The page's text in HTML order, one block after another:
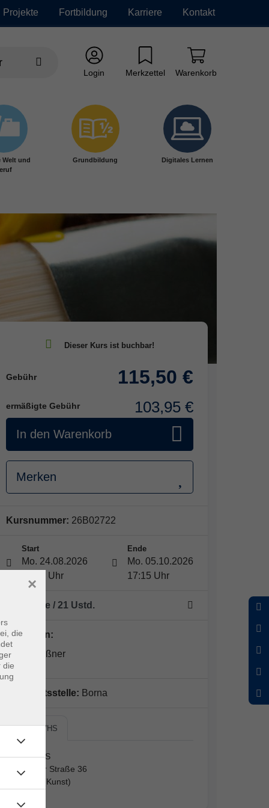
Projekte Fortbildung Karriere Kontakt
Login Merkzettel Warenkorb
Welt und
Grundbildung Digitales Lernen
Gebühr 115,50 €
ermäßigte Gebühr 103,95 €
In den Warenkorb
Merken
Kursnummer: 26B02722
Start
Mo. 24.08.2026
15:00 Uhr
Ende
Mo. 05.10.2026
17:15 Uhr
7 Termine / 21 Ustd.
Dozent*in:
Silke Meißner
Geschäftsstelle: Borna
Borna, VHS
Borna, VHS
Lobstädter Straße 36
Raum 10 (Kunst)
die
die
×